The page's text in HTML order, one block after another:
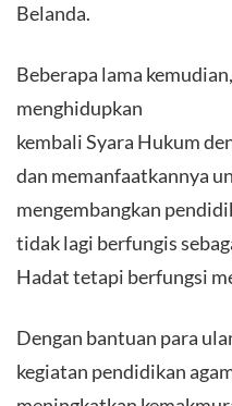
Belanda.
Beberapa lama
menghidupkan
kembali Syara Hukum
dan memanfaatkannya
mengembangkan
tidak lagi berfungis
Hadat tetapi berfungsi
Dengan bantuan para
kegiatan pendidikan